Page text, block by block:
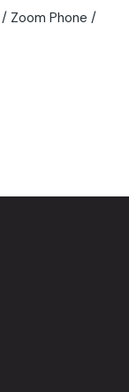
Zoom Phone